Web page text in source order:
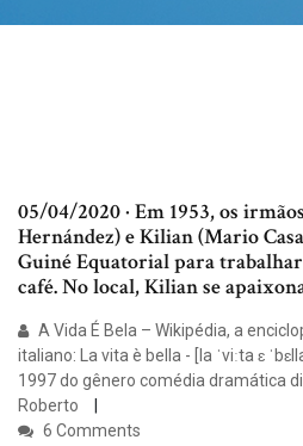
05/04/2020 · Em 1953, os
Hernández) e Kilian (Mario
Guiné Equatorial para
café. No local, Kilian se
A Vida É Bela – Wikipédia, a
italiano: La vita è bella - [la ˈviːta ɛ
1997 do gênero comédia dramática
Roberto
6 Comments